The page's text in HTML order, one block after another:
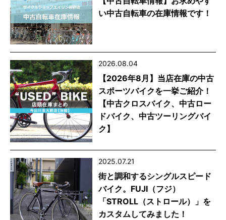
い中古自転車の在庫情報です！
2026.08.04
【2026年8月】当店在庫の中古
スポーツバイクを一挙ご紹介！
【中古クロスバイク、中古ロー
ドバイク、中古ツーリングバイ
ク】
2025.07.21
街と調和するシングルスピード
バイク。FUJI（フジ）
「STROLL（ストロール）」を
カスタムしてみました！